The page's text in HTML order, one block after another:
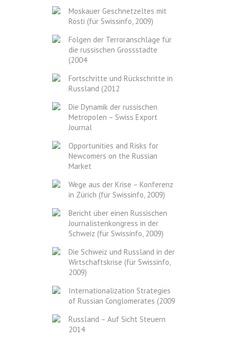
Moskauer Geschnetzeltes mit
Rösti (für Swissinfo, 2009)
Folgen der Terroranschläge für
die russischen Grossstadte
(2004
Fortschritte und Rückschritte in
Russland (2012
Die Dynamik der russischen
Metropolen – Swiss Export
Journal
Opportunities and Risks for
Newcomers on the Russian
Market
Wege aus der Krise – Konferenz
in Zürich (für Swissinfo, 2009)
Bericht über einen Russischen
Journalistenkongress in der
Schweiz (für Swissinfo, 2009)
Die Schweiz und Russland in der
Wirtschaftskrise (für Swissinfo,
2009)
Internationalization Strategies
of Russian Conglomerates (2009
Russland – Auf Sicht Steuern
2014